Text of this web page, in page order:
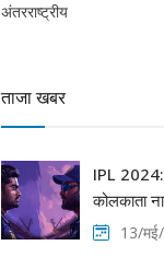
अंतरराष्ट्रीय
ताजा खबर
IPL 2024:
कोलकाता
की उम्मीदों
13/